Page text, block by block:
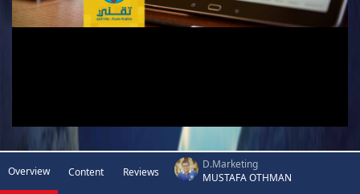
Overview Content Reviews
D.Marketing
MUSTAFA OTHMAN